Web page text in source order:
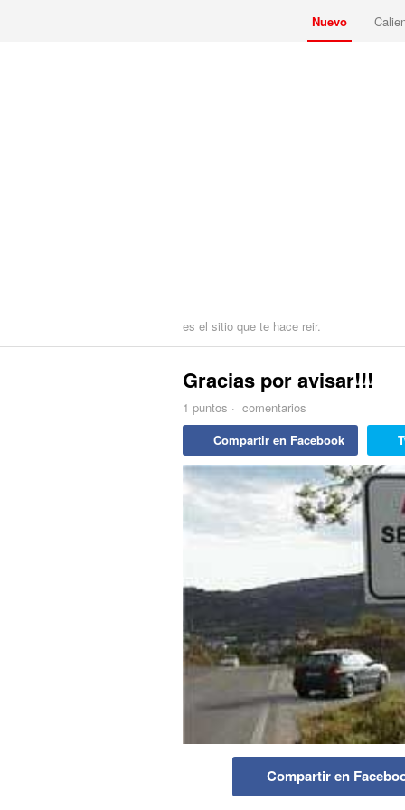
Nuevo
es el sitio que te hace reir.
Gracias por avisar!!!
1 puntos · comentarios
Compartir en Facebook
Compartir en